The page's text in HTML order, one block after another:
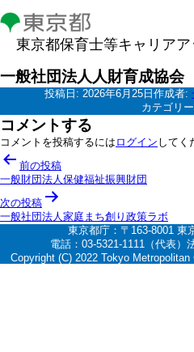
東京都保育士等キャリア
一般社団法人人財育成協会
投稿日: 2026年6月25日 作成者:
カテゴリ
コメントする
コメントを投稿するには ログイン してく
投
稿
ナ
ビ
ー
前の投稿
一般財団法人保健福祉振興財団
次の投稿
一般社団法人家庭まち創り政策ラボ
東京都庁：〒163-8001 東
電話：03-5321-1111（代表）
Copyright (C) 2022 Tokyo